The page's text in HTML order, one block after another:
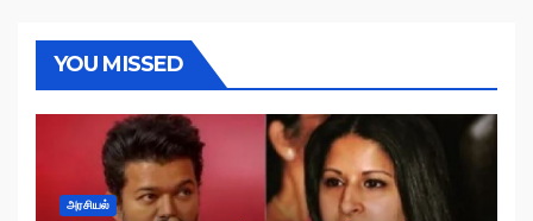
YOU MISSED
அரசியல்